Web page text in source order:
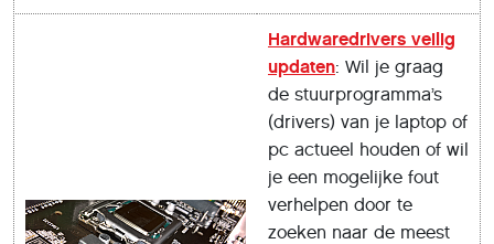
Hardwaredrivers veilig
updaten: Wil je graag
de stuurprogramma’s
(drivers) van je laptop of
pc actueel houden of wil
je een mogelijke fout
verhelpen door te
zoeken naar de meest